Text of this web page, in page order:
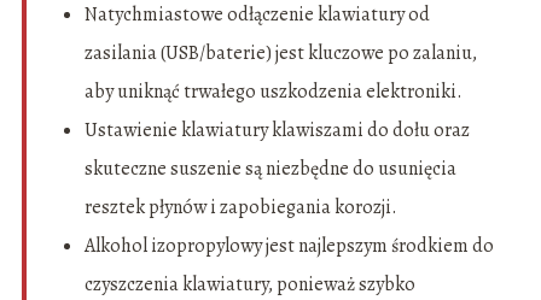
Natychmiastowe odłączenie klawiatury od
zasilania (USB/baterie) jest kluczowe po zalaniu,
aby uniknąć trwałego uszkodzenia elektroniki.
Ustawienie klawiatury klawiszami do dołu oraz
skuteczne suszenie są niezbędne do usunięcia
resztek płynów i zapobiegania korozji.
Alkohol izopropylowy jest najlepszym środkiem do
czyszczenia klawiatury, ponieważ szybko